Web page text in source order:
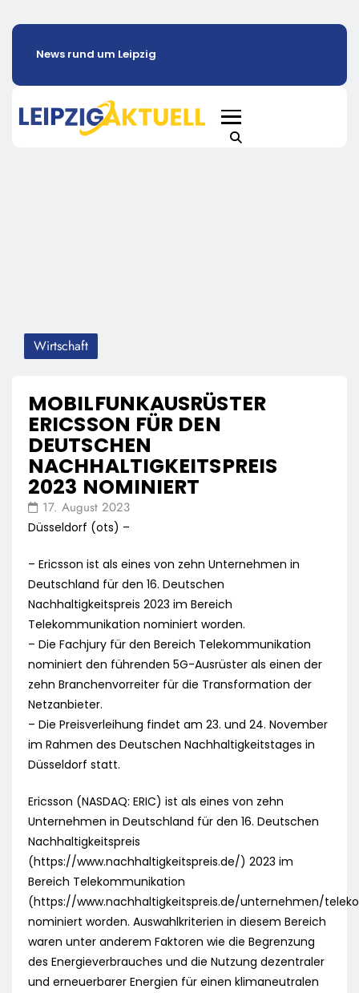
News rund um Leipzig
Wirtschaft
MOBILFUNKAUSRÜSTER
ERICSSON FÜR DEN
DEUTSCHEN
NACHHALTIGKEITSPREIS
2023 NOMINIERT
17. August 2023
Düsseldorf (ots) –
– Ericsson ist als eines von zehn Unternehmen in
Deutschland für den 16. Deutschen
Nachhaltigkeitspreis 2023 im Bereich
Telekommunikation nominiert worden.
– Die Fachjury für den Bereich Telekommunikation
nominiert den führenden 5G-Ausrüster als einen der
zehn Branchenvorreiter für die Transformation der
Netzanbieter.
– Die Preisverleihung findet am 23. und 24. November
im Rahmen des Deutschen Nachhaltigkeitstages in
Düsseldorf statt.
Ericsson (NASDAQ: ERIC) ist als eines von zehn
Unternehmen in Deutschland für den 16. Deutschen
Nachhaltigkeitspreis
(https://www.nachhaltigkeitspreis.de/) 2023 im
Bereich Telekommunikation
(https://www.nachhaltigkeitspreis.de/unternehmen/
nominiert worden. Auswahlkriterien in diesem Bereich
waren unter anderem Faktoren wie die Begrenzung
des Energieverbrauches und die Nutzung dezentraler
und erneuerbarer Energien für einen klimaneutralen